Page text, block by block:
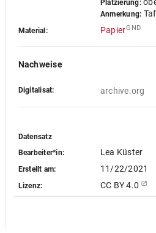
Platzierung:
Anmerkung:
Material: PapierGND
Nachweise
Digitalisat: archive.org
Datensatz
Bearbeiter*in:
Lea Küster
Erstellt am: 11/22/2021
Lizenz: CC BY 4.0